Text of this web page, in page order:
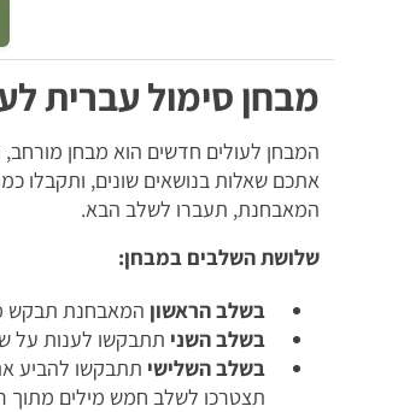
מבחן סימול עברית
המבחן לעולים חדשים הוא מבחן
אתכם שאלות בנושאים שונים, ותקבלו
המאבחנת, תעברו לשלב הבא.
שלושת השלבים במבחן:
בשלב הראשון המאבחנת תבקש
בשלב השני תתבקשו לענות על
בשלב השלישי תתבקשו להביע
תצטרכו לשלב חמש מילים מתוך